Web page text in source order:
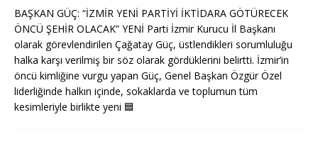
BAŞKAN GÜÇ: “İZMİR YENİ PARTİYİ İKTİDARA GÖTÜRECEK
ÖNCÜ ŞEHİR OLACAK” YENİ Parti İzmir Kurucu İl Başkanı
olarak görevlendirilen Çağatay Güç, üstlendikleri sorumluluğu
halka karşı verilmiş bir söz olarak gördüklerini belirtti. İzmir’in
öncü kimliğine vurgu yapan Güç, Genel Başkan Özgür Özel
liderliğinde halkın içinde, sokaklarda ve toplumun tüm
kesimleriyle birlikte yeni 🟦